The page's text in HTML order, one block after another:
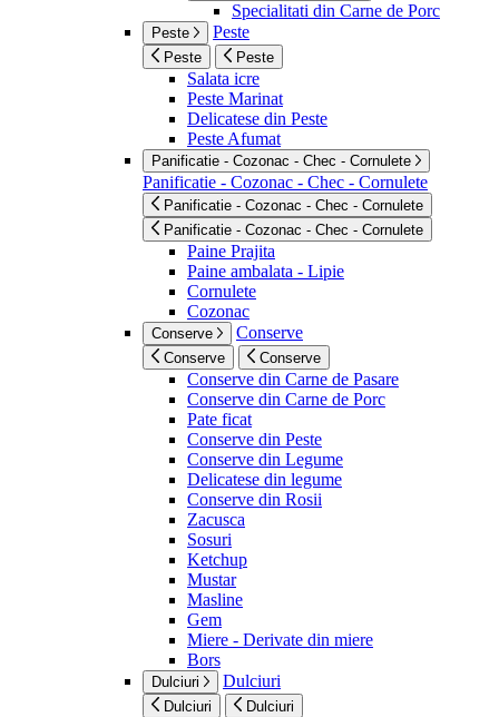
Specialitati din Carne de Porc
Peste Peste
Peste Peste
Salata icre
Peste Marinat
Delicatese din Peste
Peste Afumat
Panificatie - Cozonac - Chec - Cornulete
Panificatie - Cozonac - Chec - Cornulete
Panificatie - Cozonac - Chec - Cornulete
Panificatie - Cozonac - Chec - Cornulete
Paine Prajita
Paine ambalata - Lipie
Cornulete
Cozonac
Conserve Conserve
Conserve Conserve
Conserve din Carne de Pasare
Conserve din Carne de Porc
Pate ficat
Conserve din Peste
Conserve din Legume
Delicatese din legume
Conserve din Rosii
Zacusca
Sosuri
Ketchup
Mustar
Masline
Gem
Miere - Derivate din miere
Bors
Dulciuri Dulciuri
Dulciuri Dulciuri